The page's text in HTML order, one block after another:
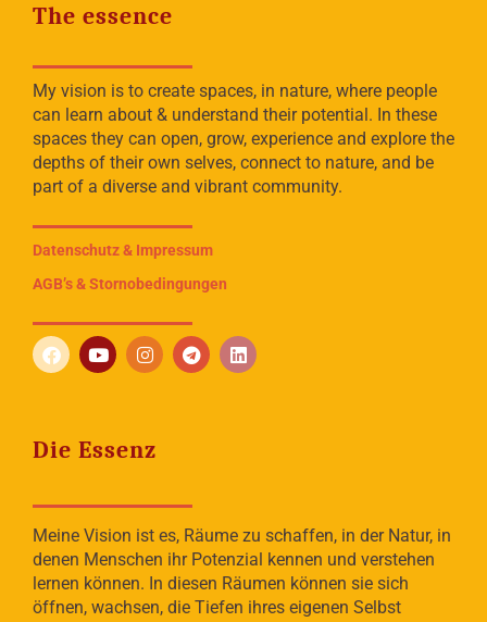
The essence
My vision is to create spaces, in nature, where people
can learn about & understand their potential. In these
spaces they can open, grow, experience and explore the
depths of their own selves, connect to nature, and be
part of a diverse and vibrant community.
Datenschutz & Impressum
AGB’s & Stornobedingungen
Die Essenz
Meine Vision ist es, Räume zu schaffen, in der Natur, in
denen Menschen ihr Potenzial kennen und verstehen
lernen können. In diesen Räumen können sie sich
öffnen, wachsen, die Tiefen ihres eigenen Selbst